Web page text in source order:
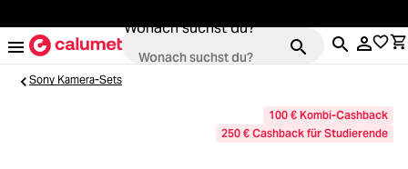
Wonach suchst du?
Sony Kamera-Sets
100 € Kombi-Cashback
250 € Cashback für Studierende